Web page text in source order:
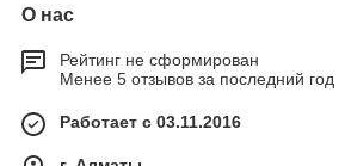
О нас
Рейтинг не сформирован
Менее 5 отзывов за последний год
Работает с 03.11.2016